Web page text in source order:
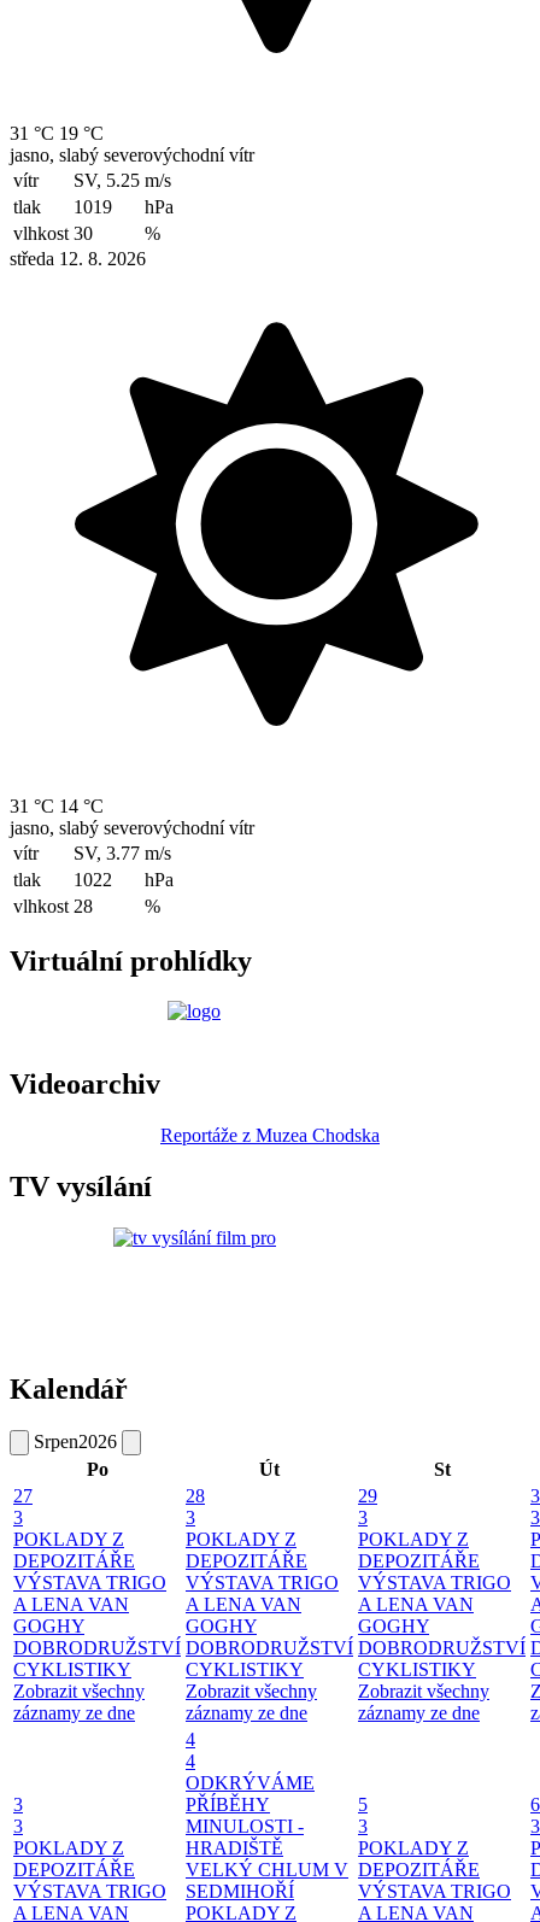
31 °C 19 °C
jasno, slabý severovýchodní vítr
vítr
SV, 5.25 m/s
tlak
1019
hPa
vlhkost 30
%
středa 12. 8. 2026
31 °C 14 °C
jasno, slabý severovýchodní vítr
vítr
SV, 3.77 m/s
tlak
1022
hPa
vlhkost 28 %
Virtuální prohlídky
Videoarchiv
Reportáže z Muzea Chodska
TV vysílání
Kalendář
Srpen2026
Po
Út
St
27
3
POKLADY Z
DEPOZITÁŘE
VÝSTAVA TRIGO
A LENA VAN
GOGHY
DOBRODRUŽSTVÍ
CYKLISTIKY
Zobrazit všechny
záznamy ze dne
28
3
POKLADY Z
DEPOZITÁŘE
VÝSTAVA TRIGO
A LENA VAN
GOGHY
DOBRODRUŽSTVÍ
CYKLISTIKY
Zobrazit všechny
záznamy ze dne
29
3
POKLADY Z
DEPOZITÁŘE
VÝSTAVA TRIGO
A LENA VAN
GOGHY
DOBRODRUŽSTVÍ
CYKLISTIKY
Zobrazit všechny
záznamy ze dne
3
3
3
POKLADY Z
DEPOZITÁŘE
VÝSTAVA TRIGO
A LENA VAN
4
4
ODKRÝVÁME
PŘÍBĚHY
MINULOSTI -
HRADIŠTĚ
VELKÝ CHLUM V
SEDMIHOŘÍ
POKLADY Z
5
3
POKLADY Z
DEPOZITÁŘE
VÝSTAVA TRIGO
A LENA VAN
6
3